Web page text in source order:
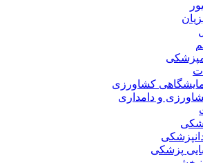
کشاورزی
و دامداری
پزشکی